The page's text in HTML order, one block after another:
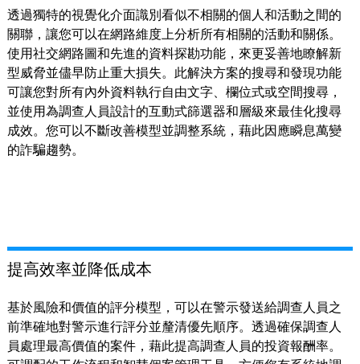
透過獨特的視覺化介面識別看似不相關的個人和活動之間的
關聯，讓您可以在網路維度上分析所有相關的活動和關係。
使用社交網路圖和先進的資料探勘功能，來更妥善地瞭解新
型威脅並儘早防止重大損失。此解決方案的搜尋和發現功能
可讓您對所有內外資料執行自由文字、欄位式或空間搜尋，
並使用為調查人員設計的互動式篩選器和層級來最佳化搜尋
成效。您可以不斷改善模型並調整系統，藉此因應瞬息萬變
的詐騙趨勢。
提高效率並降低成本
基於風險和價值的評分模型，可以在警示發送給調查人員之
前準確地對警示進行評分並釐清優先順序。透過確保調查人
員處理最高價值的案件，藉此提高調查人員的投資報酬率。